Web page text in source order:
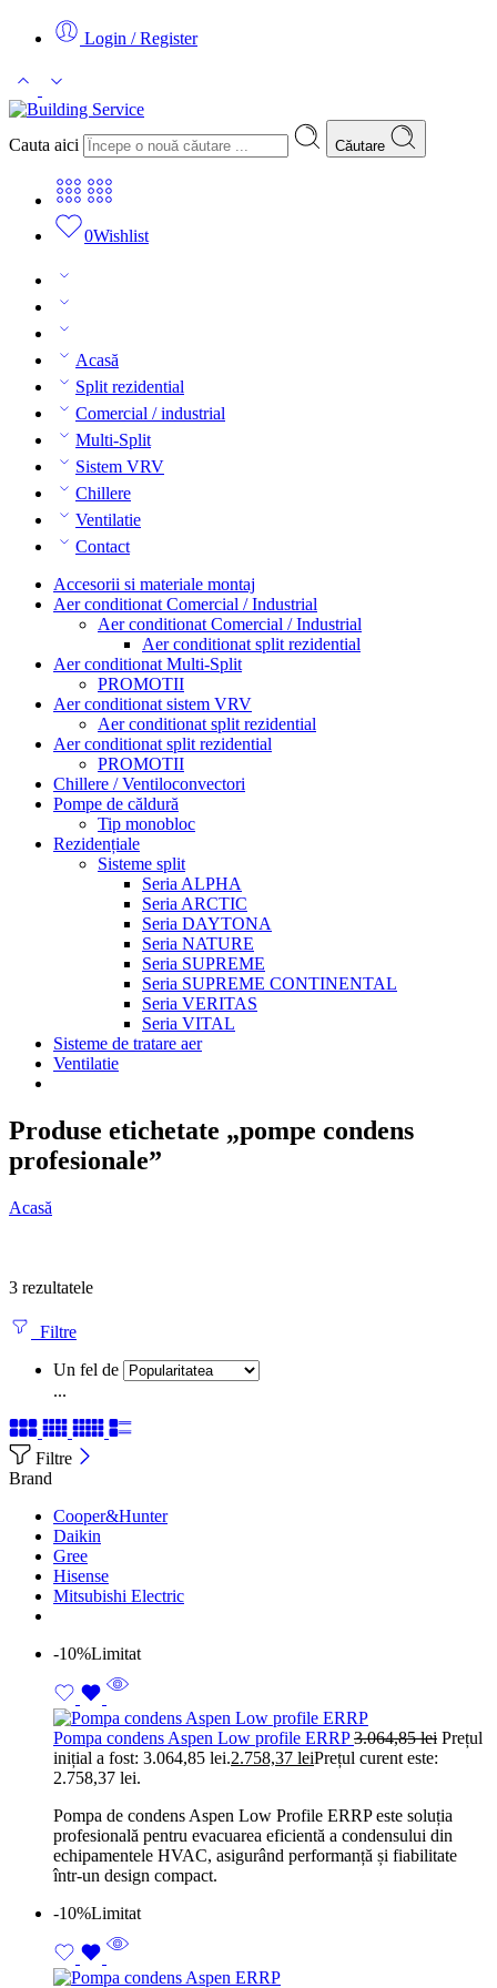
Login / Register
Cauta aici Căutare
0Wishlist
Acasă
Split rezidential
Comercial / industrial
Multi-Split
Sistem VRV
Chillere
Ventilatie
Contact
Accesorii si materiale montaj
Aer conditionat Comercial / Industrial
Aer conditionat Comercial / Industrial
Aer conditionat split rezidential
Aer conditionat Multi-Split
PROMOTII
Aer conditionat sistem VRV
Aer conditionat split rezidential
Aer conditionat split rezidential
PROMOTII
Chillere / Ventiloconvectori
Pompe de căldură
Tip monobloc
Rezidențiale
Sisteme split
Seria ALPHA
Seria ARCTIC
Seria DAYTONA
Seria NATURE
Seria SUPREME
Seria SUPREME CONTINENTAL
Seria VERITAS
Seria VITAL
Sisteme de tratare aer
Ventilatie
Produse etichetate „pompe condens
profesionale”
Acasă
3 rezultatele
Filtre
Un fel de
...
Filtre
Brand
Cooper&Hunter
Daikin
Gree
Hisense
Mitsubishi Electric
-10%Limitat
Pompa condens Aspen Low profile ERRP3.064,85lei Prețul
inițial a fost: 3.064,85 lei.2.758,37 leiPrețul curent este:
2.758,37 lei.
Pompa de condens Aspen Low Profile ERRP este soluția
profesională pentru evacuarea eficientă a condensului din
echipamentele HVAC, asigurând performanță și fiabilitate
într-un design compact.
-10%Limitat